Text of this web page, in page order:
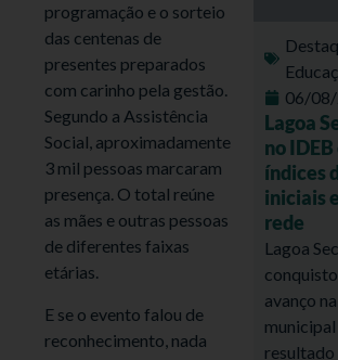
programação e o sorteio
das centenas de
presentes preparados
com carinho pela gestão.
Segundo a Assistência
Social, aproximadamente
3 mil pessoas marcaram
presença. O total reúne
as mães e outras pessoas
de diferentes faixas
etárias.
E se o evento falou de
reconhecimento, nada
06/
Lagoa
no
índices
iniciais
rede
Lagoa
avanço